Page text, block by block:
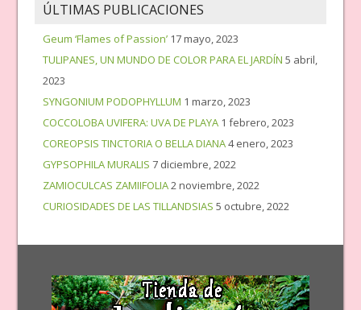
ÚLTIMAS PUBLICACIONES
Geum ‘Flames of Passion’ 17 mayo, 2023
TULIPANES, UN MUNDO DE COLOR PARA EL JARDÍN 5 abril,
2023
SYNGONIUM PODOPHYLLUM 1 marzo, 2023
COCCOLOBA UVIFERA: UVA DE PLAYA 1 febrero, 2023
COREOPSIS TINCTORIA O BELLA DIANA4 enero, 2023
GYPSOPHILA MURALIS 7 diciembre, 2022
ZAMIOCULCAS ZAMIIFOLIA2 noviembre, 2022
CURIOSIDADES DE LAS TILLANDSIAS 5 octubre, 2022